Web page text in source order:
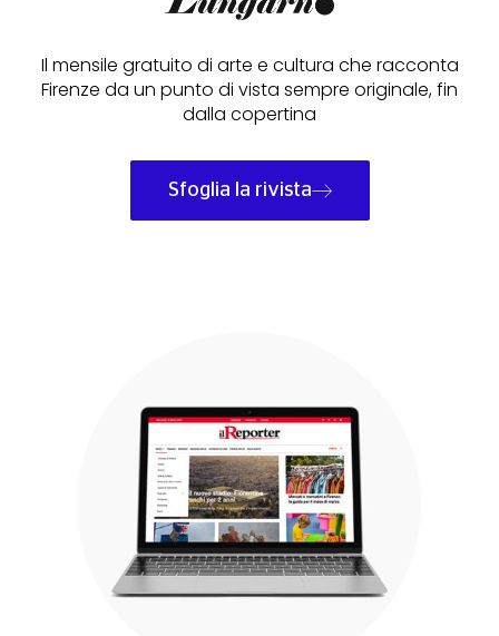
Il mensile gratuito di arte e cultura che racconta
Firenze da un punto di vista sempre originale, fin
dalla copertina
Sfoglia la rivista